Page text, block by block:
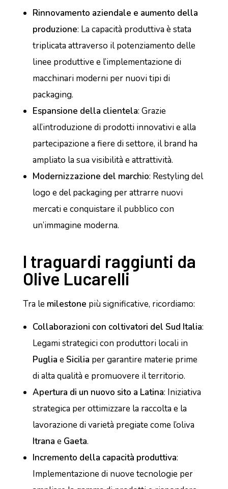
Rinnovamento aziendale e aumento della
produzione: La capacità produttiva è stata
triplicata attraverso il potenziamento delle
linee produttive e l’implementazione di
macchinari moderni per nuovi tipi di
packaging.
Espansione della clientela: Grazie
all’introduzione di prodotti innovativi e alla
partecipazione a fiere di settore, il brand ha
ampliato la sua visibilità e attrattività.
Modernizzazione del marchio: Restyling del
logo e del packaging per attrarre nuovi
mercati e conquistare il pubblico con
un’immagine moderna.
I traguardi raggiunti da
Olive Lucarelli
Tra le milestone più significative, ricordiamo:
Collaborazioni con coltivatori del Sud Italia:
Legami strategici con produttori locali in
Puglia e Sicilia per garantire materie prime
di alta qualità e promuovere il territorio.
Apertura di un nuovo sito a Latina: Iniziativa
strategica per ottimizzare la raccolta e la
lavorazione di varietà pregiate come l’oliva
Itrana e Gaeta.
Incremento della capacità produttiva:
Implementazione di nuove tecnologie per